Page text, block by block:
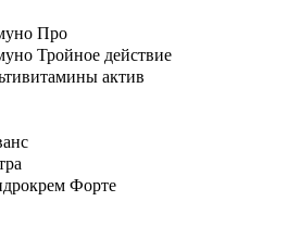
Про
Тройное действие
актив
Форте